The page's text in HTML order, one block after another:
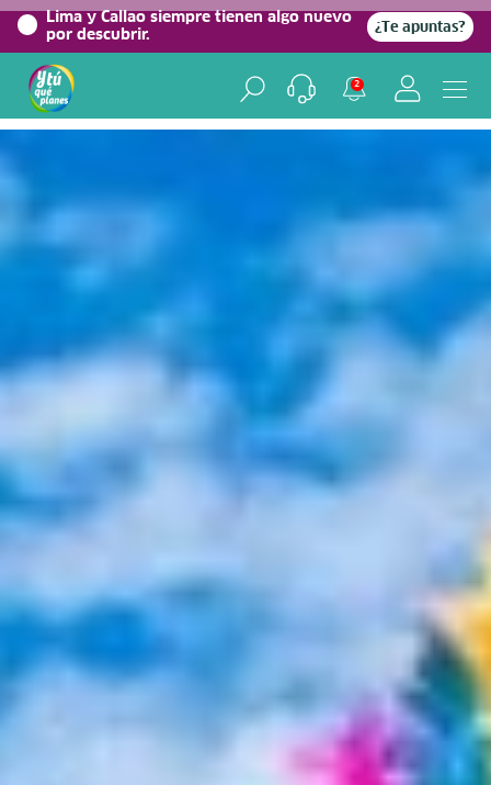
Lima y Callao siempre tienen algo nuevo
por descubrir.
¿Te apuntas?
2
Home/Blog viajero